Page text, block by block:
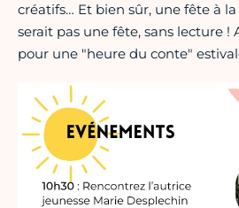
créatifs… Et bien sûr, une fête à
serait pas une fête, sans lecture !
pour une "heure du conte"